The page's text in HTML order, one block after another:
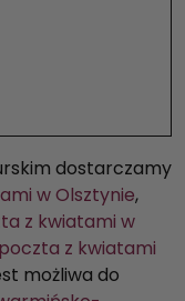
dostarczamy
w Olsztynie,
z kwiatami w
poczta z kwiatami
możliwa do